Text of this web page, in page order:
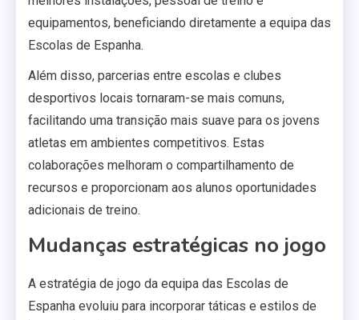
equipamentos, beneficiando diretamente a equipa das
Escolas de Espanha.
Além disso, parcerias entre escolas e clubes
desportivos locais tornaram-se mais comuns,
facilitando uma transição mais suave para os jovens
atletas em ambientes competitivos. Estas
colaborações melhoram o compartilhamento de
recursos e proporcionam aos alunos oportunidades
adicionais de treino.
Mudanças estratégicas no jogo
A estratégia de jogo da equipa das Escolas de
Espanha evoluiu para incorporar táticas e estilos de